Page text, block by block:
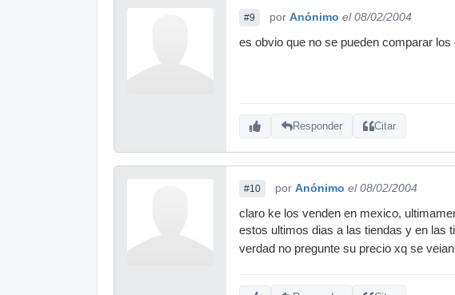
#9 por Anónimo el 08/02/2004
es obvio que no se pueden comparar
Responder Citar
#10 por Anónimo el 08/02/2004
claro ke los venden en mexico,
estos ultimos dias a las tiendas y en las
verdad no pregunte su precio xq se